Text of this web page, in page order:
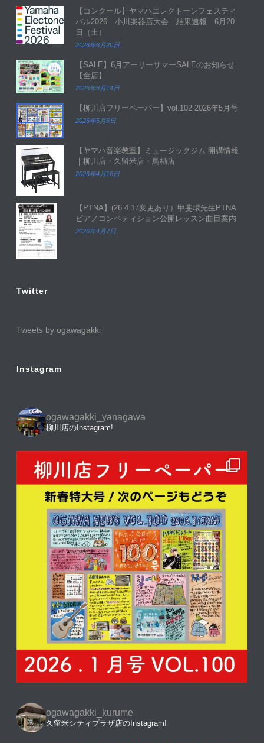
【コンクール】ヤマハエレクトーンフェスティ
バル2026 小川楽器店大会 結果速報 6月20
日（土）
2026年6月20日
【SALE】6月アーリーサマーSALEのお知らせ
【全店】
2026年6月14日
【柳川店フリーペーパー】vol.102 2026年5月号
2026年5月6日
【ヤマハ音楽教室】ミュージックジム 開講情報
｜柳川店・久留米店・鳥栖店
2026年4月16日
【PTNA】(26.4.17変更あり）甲斐環先生PTNA
ピアノコンペティション公開レッスン曲目案内
2026年4月7日
Twitter
Tweets by ogawagakki
Instagram
ogawagakki_yanagawa
柳川店のInstagram!
ogawagakki_kurume
久留米シティプラザ店のInstagram!